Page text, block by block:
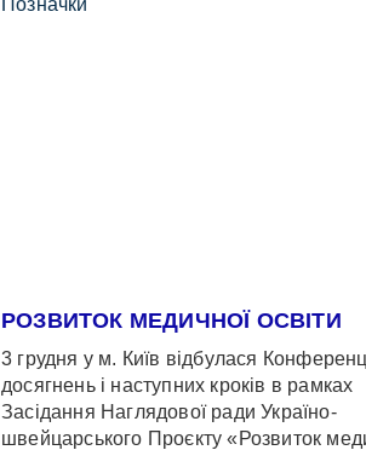
Позначки
РОЗВИТОК МЕДИЧНОЇ ОСВІТИ
3 грудня у м. Київ відбулася
досягнень і наступних кроків в рамках
Засідання Наглядової ради Україно-
швейцарського Проєкту «Розвиток